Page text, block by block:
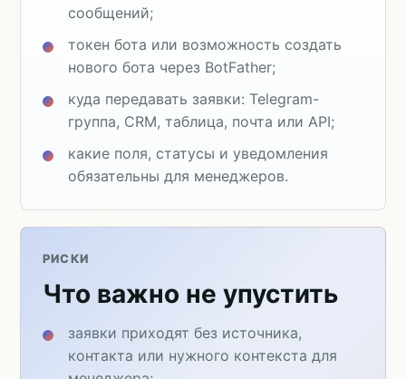
сообщений;
токен бота или возможность создать
нового бота через BotFather;
куда передавать заявки: Telegram-
группа, CRM, таблица, почта или API;
какие поля, статусы и уведомления
обязательны для менеджеров.
РИСКИ
Что важно не упустить
заявки приходят без источника,
контакта или нужного контекста для